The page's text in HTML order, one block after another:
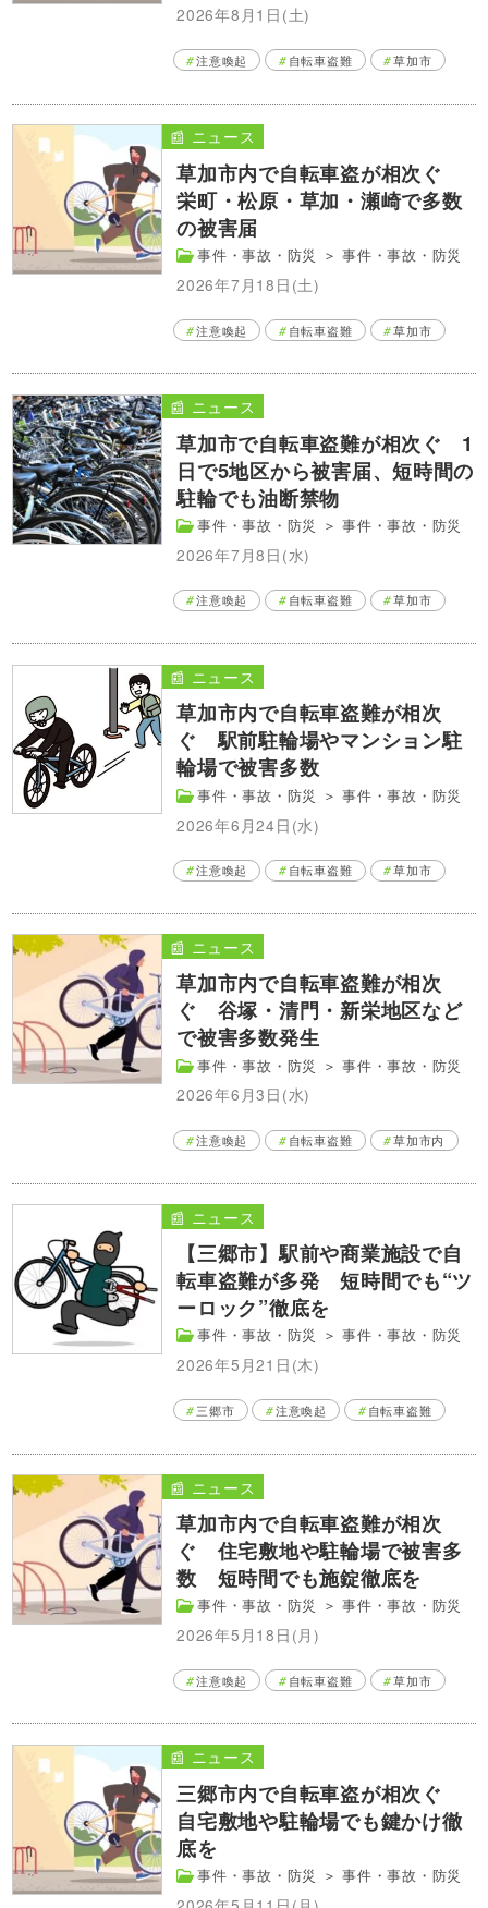
2026年8月1日(土)
注意喚起 自転車盗難 草加市
草加市内で自転車盗が相次ぐ
栄町・松原・草加・瀬崎で多数
の被害届
事件・事故・防災 ＞事件・事故・防災
2026年7月18日(土)
📰 ニュース
注意喚起 自転車盗難 草加市
草加市で自転車盗難が相次ぐ 1
日で5地区から被害届、短時間の
駐輪でも油断禁物
事件・事故・防災 ＞事件・事故・防災
2026年7月8日(水)
📰 ニュース
注意喚起 自転車盗難 草加市
草加市内で自転車盗難が相次
ぐ 駅前駐輪場やマンション駐
輪場で被害多数
事件・事故・防災 ＞事件・事故・防災
2026年6月24日(水)
📰 ニュース
注意喚起 自転車盗難 草加市
草加市内で自転車盗難が相次
ぐ 谷塚・清門・新栄地区など
で被害多数発生
事件・事故・防災 ＞事件・事故・防災
2026年6月3日(水)
📰 ニュース
注意喚起 自転車盗難 草加市内
【三郷市】駅前や商業施設で自
転車盗難が多発 短時間でも“ツ
ーロック”徹底を
事件・事故・防災 ＞事件・事故・防災
2026年5月21日(木)
📰 ニュース
三郷市 注意喚起 自転車盗難
草加市内で自転車盗難が相次
ぐ 住宅敷地や駐輪場で被害多
数 短時間でも施錠徹底を
事件・事故・防災 ＞事件・事故・防災
2026年5月18日(月)
📰 ニュース
注意喚起 自転車盗難 草加市
三郷市内で自転車盗が相次ぐ
自宅敷地や駐輪場でも鍵かけ徹
底を
事件・事故・防災 ＞事件・事故・防災
📰 ニュース